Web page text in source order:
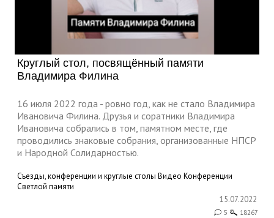
Круглый стол, посвящённый памяти
Владимира Филина
16 июля 2022 года - ровно год, как не стало Владимира
Ивановича Филина. Друзья и соратники Владимира
Ивановича собрались в том, памятном месте, где
проводились знаковые собрания, организованные НПСР
и Народной Солидарностью.
Съезды, конференции и круглые столы Видео Конференции
Светлой памяти
15.07.2022
5 18267